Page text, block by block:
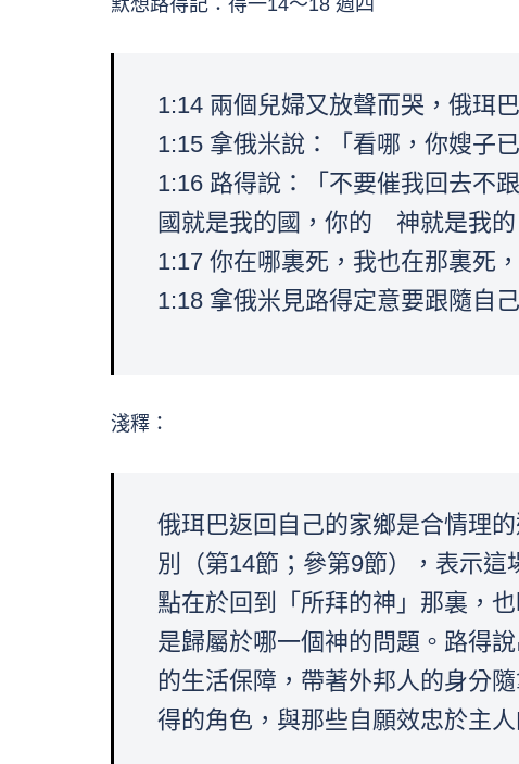
默想路得記：得一14～18 週四
1:14 兩個兒婦又放聲而哭，俄珥
1:15 拿俄米說：「看哪，你嫂子
1:16 路得說：「不要催我回去不
國就是我的國，你的 神就是我
1:17 你在哪裏死，我也在那裏死
1:18 拿俄米見路得定意要跟隨自
淺釋：
俄珥巴返回自己的家鄉是合情理
別（第14節；參第9節），表示
點在於回到「所拜的神」那裏，
是歸屬於哪一個神的問題。路得
的生活保障，帶著外邦人的身分
得的角色，與那些自願效忠於主